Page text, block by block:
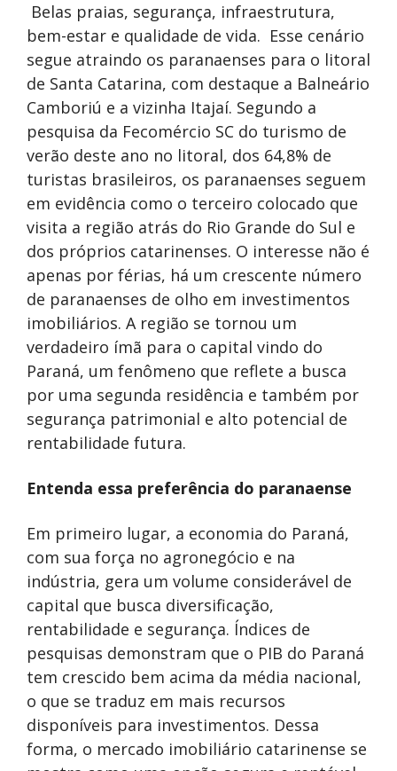
Belas praias, segurança, infraestrutura,
bem-estar e qualidade de vida. Esse cenário
segue atraindo os paranaenses para o litoral
de Santa Catarina, com destaque a Balneário
Camboriú e a vizinha Itajaí. Segundo a
pesquisa da Fecomércio SC do turismo de
verão deste ano no litoral, dos 64,8% de
turistas brasileiros, os paranaenses seguem
em evidência como o terceiro colocado que
visita a região atrás do Rio Grande do Sul e
dos próprios catarinenses. O interesse não é
apenas por férias, há um crescente número
de paranaenses de olho em investimentos
imobiliários. A região se tornou um
verdadeiro ímã para o capital vindo do
Paraná, um fenômeno que reflete a busca
por uma segunda residência e também por
segurança patrimonial e alto potencial de
rentabilidade futura.
Entenda essa preferência do paranaense
Em primeiro lugar, a economia do Paraná,
com sua força no agronegócio e na
indústria, gera um volume considerável de
capital que busca diversificação,
rentabilidade e segurança. Índices de
pesquisas demonstram que o PIB do Paraná
tem crescido bem acima da média nacional,
o que se traduz em mais recursos
disponíveis para investimentos. Dessa
forma, o mercado imobiliário catarinense se